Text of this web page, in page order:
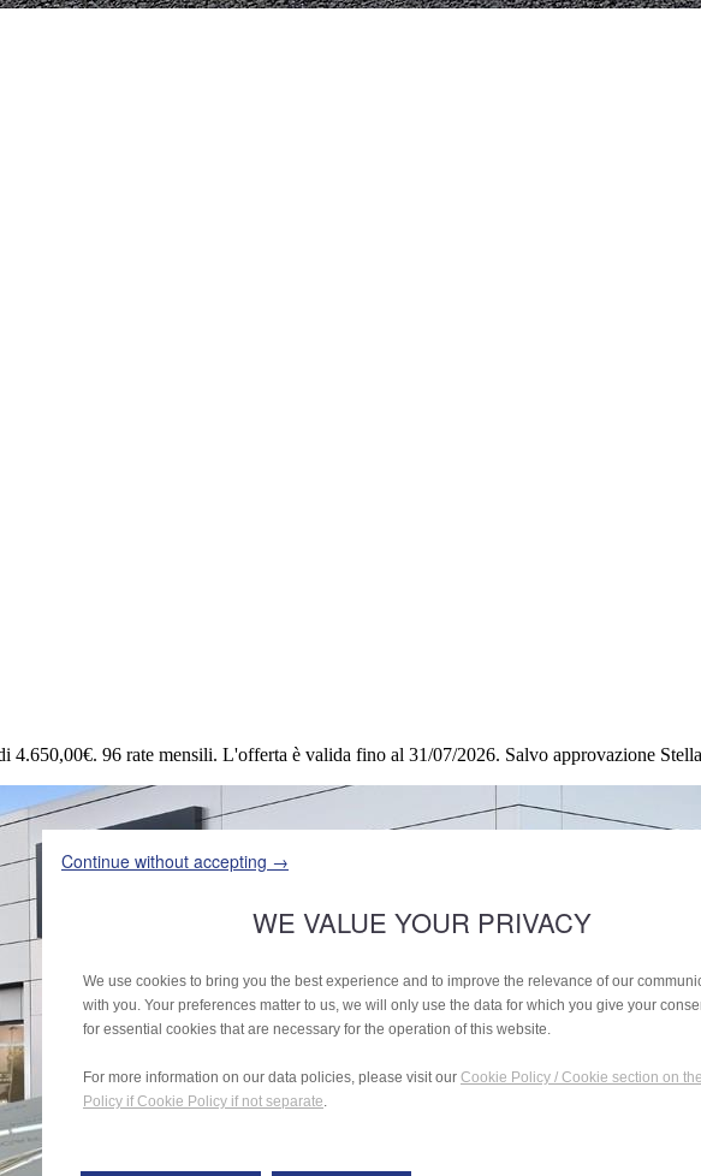
4.650,00€. 96 rate mensili. L'offerta è valida fino al 31/07/2026. Salvo approvazione
Continue without accepting →
WE VALUE YOUR PRIVACY
We use cookies to bring you the best experience and to improve the relevance of our
with you. Your preferences matter to us, we will only use the data for which you give your
for essential cookies that are necessary for the operation of this website.
For more information on our data policies, please visit our Cookie Policy / Cookie section on
Policy if Cookie Policy if not separate.